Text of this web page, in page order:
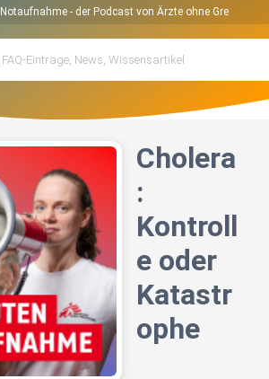
Notaufnahme - der Podcast von Ärzte ohne Grenzen
Cholera
:
Kontroll
e oder
Katastr
ophe